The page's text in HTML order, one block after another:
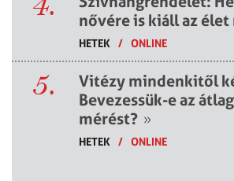
nővére is kiáll az
HETEK / ONLINE
5.
Vitézy mindenkitől
Bevezessük-e az
mérést? »
HETEK / ONLINE